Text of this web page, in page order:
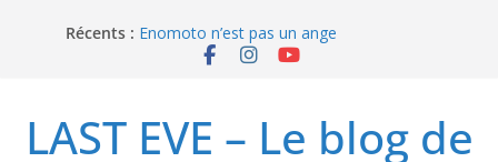
Récents : Enomoto n’est pas un ange
QUEEN BEE enflamme le Bataclan
I’m not in love de Zeniko Sumiya
LAST EVE – Le blog de